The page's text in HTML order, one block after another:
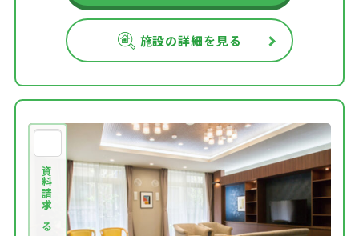
施設の詳細を見る
資料請求する